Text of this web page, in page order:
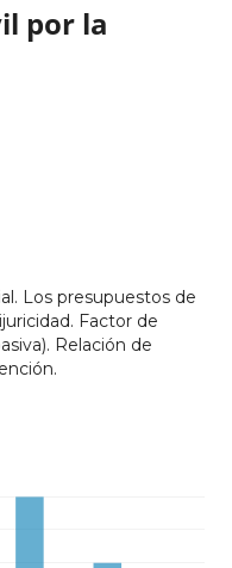
por la
Los presupuestos de
Factor de
Relación de